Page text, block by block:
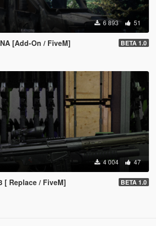
[https://discord.gg/apdXMe6Wg8]
6 893 51
[Add-On / FiveM] BETA 1.0
4 004 47
[ Replace / FiveM] BETA 1.0